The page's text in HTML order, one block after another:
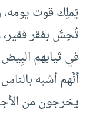
يَملِك قوت يومه،
تُحِسُّ بفقر
في ثيابهم
أنَّهم أشبه
يخرجون من